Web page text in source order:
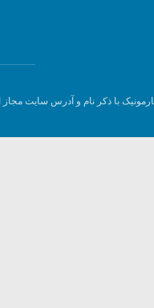
با ذکر نام و آدرس سایت